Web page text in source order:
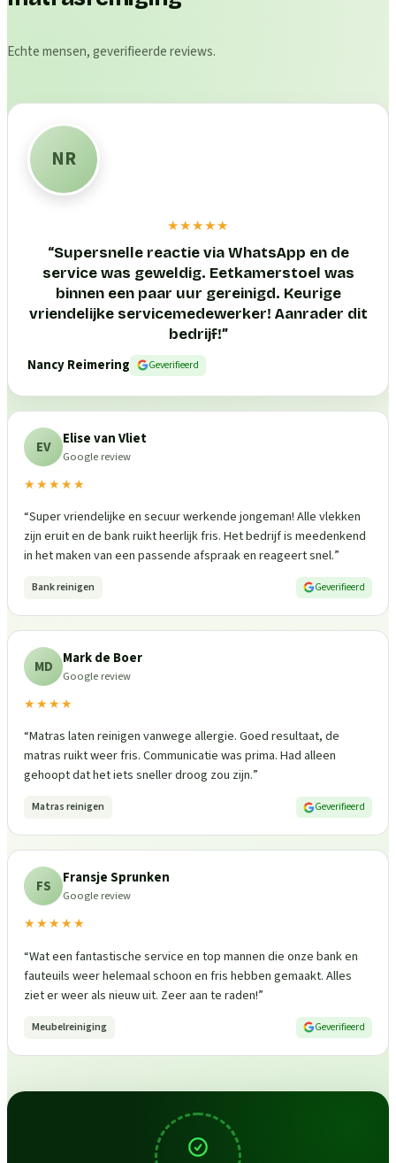
Echte mensen, geverifieerde reviews.
NR
★★★★★
“Supersnelle reactie via WhatsApp en de
service was geweldig. Eetkamerstoel was
binnen een paar uur gereinigd. Keurige
vriendelijke servicemedewerker! Aanrader dit
bedrijf!”
Nancy Reimering
Geverifieerd
EV Elise van Vliet
Google review
★★★★★
“Super vriendelijke en secuur werkende jongeman! Alle vlekken
zijn eruit en de bank ruikt heerlijk fris. Het bedrijf is meedenkend
in het maken van een passende afspraak en reageert snel.”
Bank reinigen Geverifieerd
MD Mark de Boer
Google review
★★★★
“Matras laten reinigen vanwege allergie. Goed resultaat, de
matras ruikt weer fris. Communicatie was prima. Had alleen
gehoopt dat het iets sneller droog zou zijn.”
Matras reinigen Geverifieerd
FS Fransje Sprunken
Google review
★★★★★
“Wat een fantastische service en top mannen die onze bank en
fauteuils weer helemaal schoon en fris hebben gemaakt. Alles
ziet er weer als nieuw uit. Zeer aan te raden!”
Meubelreiniging Geverifieerd